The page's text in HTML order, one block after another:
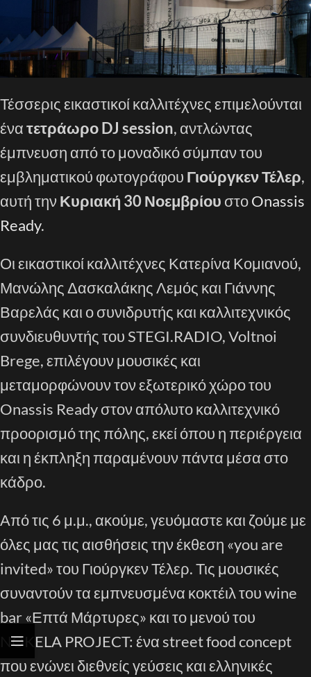
Τέσσερις εικαστικοί καλλιτέχνες επιμελούνται
ένατετράωρο DJ session, αντλώντας
έμπνευση από το μοναδικό σύμπαν του
εμβληματικού φωτογράφου Γιούργκεν Τέλερ,
αυτή τηνΚυριακή 30 Νοεμβρίου στοOnassis
Ready.
Οι εικαστικοί καλλιτέχνες Κατερίνα Κομιανού,
Μανώλης Δασκαλάκης Λεμός και Γιάννης
Βαρελάς και ο συνιδρυτής και καλλιτεχνικός
συνδιευθυντής του STEGI.RADIO, Voltnoi
Brege, επιλέγουν μουσικές και
μεταμορφώνουν τον εξωτερικό χώρο του
Onassis Ready στον απόλυτο καλλιτεχνικό
προορισμό της πόλης, εκεί όπου η περιέργεια
και η έκπληξη παραμένουν πάντα μέσα στο
κάδρο.
Από τις 6 μ.μ., ακούμε, γευόμαστε και ζούμε με
όλες μας τις αισθήσεις την έκθεση «you are
invited» του Γιούργκεν Τέλερ. Τις μουσικές
συναντούν τα εμπνευσμένα κοκτέιλ του wine
bar «Επτά Μάρτυρες» και το μενού του
NOKELA PROJECT: ένα street food concept
που ενώνει διεθνείς γεύσεις και ελληνικές